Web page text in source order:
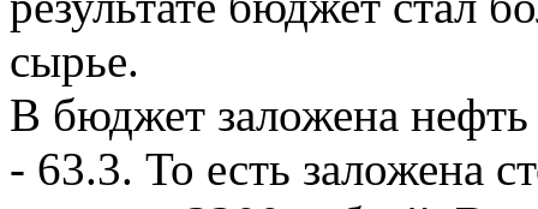
сырье.
В бюджет заложена
- 63.3. То есть заложена